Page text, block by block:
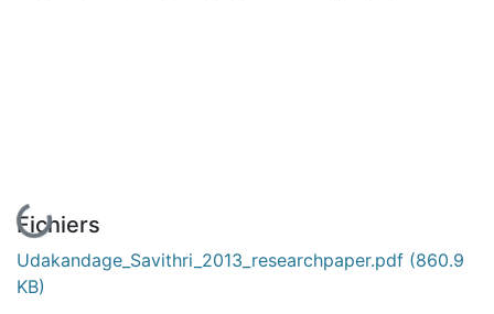
En cours de chargement...
Fichiers
Udakandage_Savithri_2013_researchpaper.pdf (860.9
KB)